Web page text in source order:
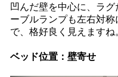
凹んだ壁を中心に、ラ
ーブルランプも左右対
で、格好良く見えますね
ベッド位置：壁寄せ